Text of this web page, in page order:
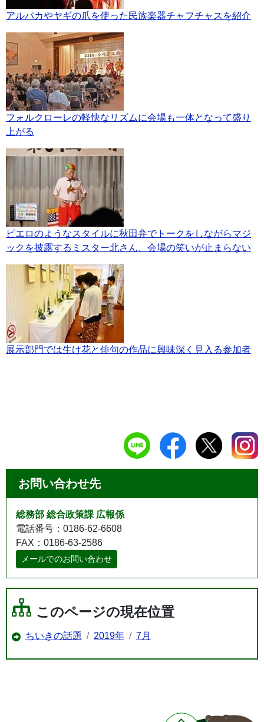
アルパカやヤギの爪を使った民族楽器チャフチャスを紹介
フォルクローレの軽快なリズムに会場も一体となって盛り
上がる
ピエロのようなスタイルに秋田弁でトークをしながらマジ
ックを披露するミスター北さん、会場の笑いが止まらない
展示部門では生け花と俳句の作品に興味深く見入る参加者
お問い合わせ先
総務部 総合政策課 広報係
電話番号：0186-62-6608
FAX：0186-63-2586
メールでのお問い合わせ
このページの現在位置
ちいきの話題 2019年 7月